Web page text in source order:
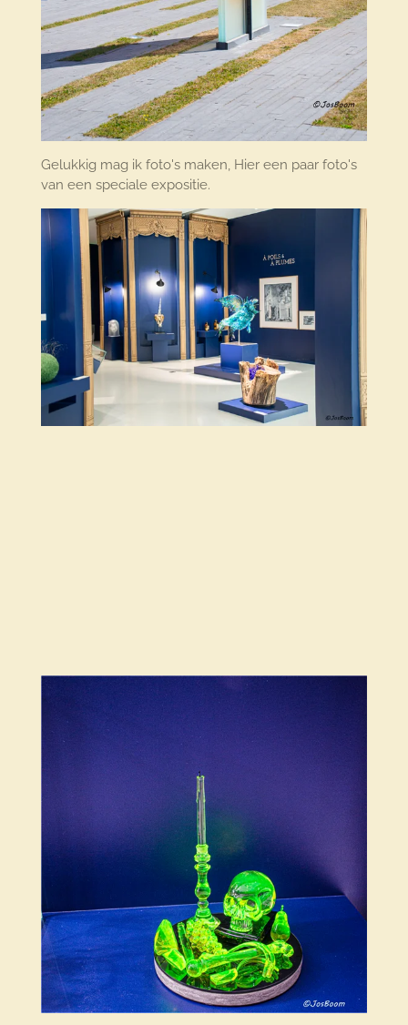
Gelukkig mag ik foto's maken, Hier een paar foto's
van een speciale expositie.